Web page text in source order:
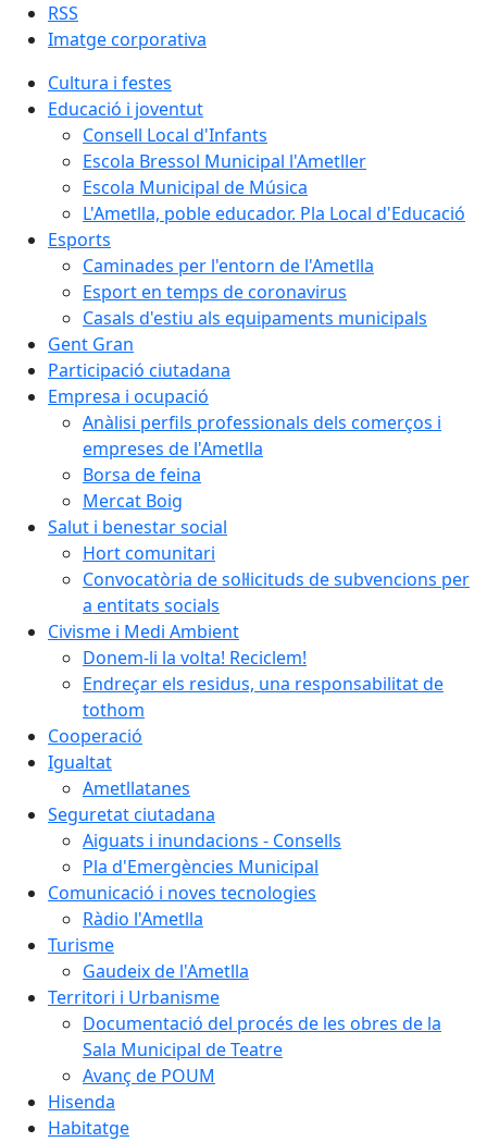
RSS
Imatge corporativa
Cultura i festes
Educació i joventut
Consell Local d'Infants
Escola Bressol Municipal l'Ametller
Escola Municipal de Música
L'Ametlla, poble educador. Pla Local d'Educació
Esports
Caminades per l'entorn de l'Ametlla
Esport en temps de coronavirus
Casals d'estiu als equipaments municipals
Gent Gran
Participació ciutadana
Empresa i ocupació
Anàlisi perfils professionals dels comerços i
empreses de l'Ametlla
Borsa de feina
Mercat Boig
Salut i benestar social
Hort comunitari
Convocatòria de sol·licituds de subvencions per
a entitats socials
Civisme i Medi Ambient
Donem-li la volta! Reciclem!
Endreçar els residus, una responsabilitat de
tothom
Cooperació
Igualtat
Ametllatanes
Seguretat ciutadana
Aiguats i inundacions - Consells
Pla d'Emergències Municipal
Comunicació i noves tecnologies
Ràdio l'Ametlla
Turisme
Gaudeix de l'Ametlla
Territori i Urbanisme
Documentació del procés de les obres de la
Sala Municipal de Teatre
Avanç de POUM
Hisenda
Habitatge